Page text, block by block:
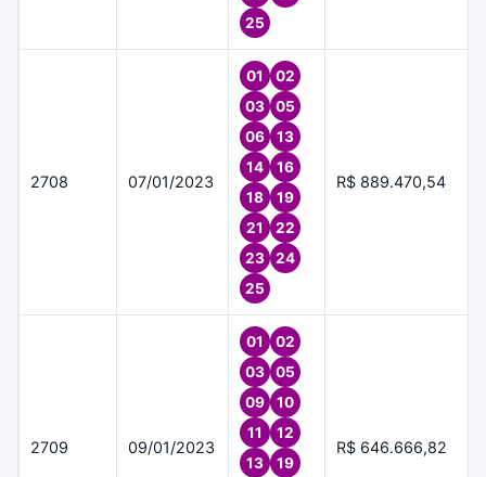
25
2708 07/01/2023
01
02
03
05
06
13
14
16
18
19
21
22
23
24
25
R$ 889.470,54
2709 09/01/2023
01
02
03
05
09
10
11
12
13
19
R$ 646.666,82